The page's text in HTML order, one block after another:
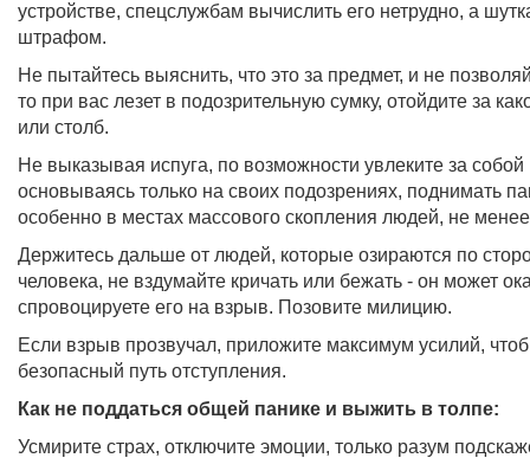
устройстве, спецслужбам вычислить его нетрудно, а
штрафом.
Не пытайтесь выяснить, что это за предмет, и не
то при вас лезет в подозрительную сумку, отойдите за
или столб.
Не выказывая испуга, по возможности увлеките за
основываясь только на своих подозрениях, поднимать
особенно в местах массового скопления людей, не
Держитесь дальше от людей, которые озираются по
человека, не вздумайте кричать или бежать - он может
спровоцируете его на взрыв. Позовите милицию.
Если взрыв прозвучал, приложите максимум усилий,
безопасный путь отступления.
Как не поддаться общей панике и выжить в толпе:
Усмирите страх, отключите эмоции, только разум